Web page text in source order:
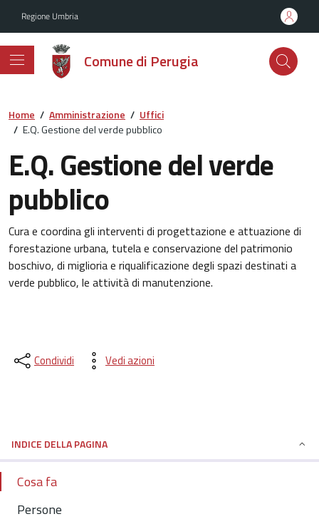
Regione Umbria
Comune di Perugia
Home / Amministrazione / Uffici
/ E.Q. Gestione del verde pubblico
E.Q. Gestione del verde
pubblico
Cura e coordina gli interventi di progettazione e attuazione di
forestazione urbana, tutela e conservazione del patrimonio
boschivo, di miglioria e riqualificazione degli spazi destinati a
verde pubblico, le attività di manutenzione.
Condividi Vedi azioni
INDICE DELLA PAGINA
Cosa fa
Persone